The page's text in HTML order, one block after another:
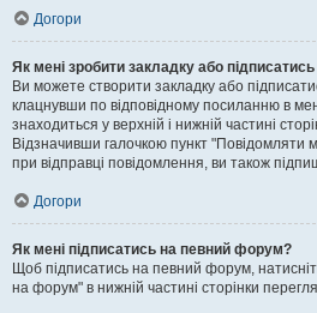
Догори
Як мені зробити закладку або
Ви можете створити закладку або
клацнувши по відповідному посиланню в
знаходиться у верхній і нижній частині
Відзначивши галочкою пункт "Повідомляти
при відправці повідомлення, ви також
Догори
Як мені підписатись на певний форум?
Щоб підписатись на певний форум,
на форум" в нижній частині сторінки